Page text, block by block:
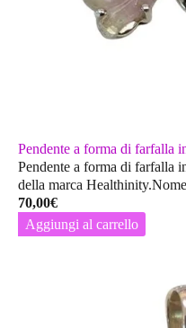
Pendente a forma di farfalla
Pendente a forma di farfalla
della marca
70,00€
Aggiungi al carrello